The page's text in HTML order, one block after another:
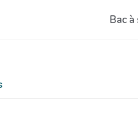
Bac à